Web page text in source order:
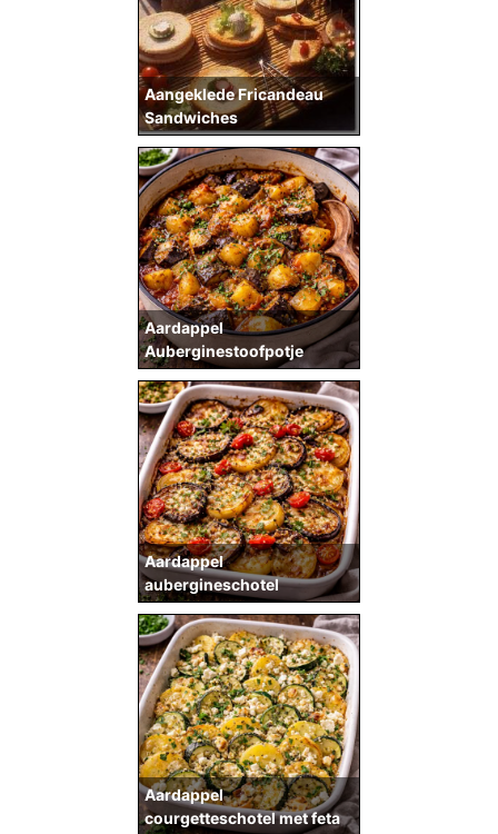
Aangeklede Fricandeau
Sandwiches
Aardappel
aubergineschotel
Aardappel
Auberginestoofpotje
Aardappel
courgetteschotel met feta